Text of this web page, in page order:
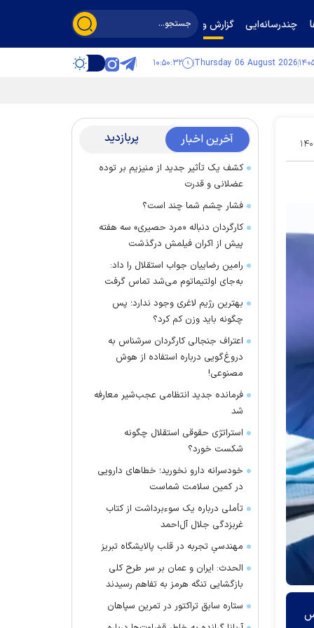
چندرسانه‌ایی گزارش و گفت‌وگو
Thursday 06 August 2026 ۱۰:۵۰:۳۳
۲۲ آخرین اخبار پربازدید
کشف یک تأثیر جدید از منیزیم بر توده
عضلانی و قدرت
فشار چشم شما چند است؟
کارگردان دنباله «مرد حصیری» سه هفته
پیش از اکران فیلمش درگذشت
رامین رضاییان جواب استقلال را داد:
به‌جای اولتیماتوم می‌شد تماس گرفت
بهترین رژیم لاغری وجود ندارد؛ پس
چگونه باید وزن کم کرد؟
اعتراف جنجالی کارگردان سرشناس به
دروغ‌گویی درباره استفاده از هوش
مصنوعی!
فرمانده جدید انتظامی عجب‌شیر معارفه
شد
استراتژی حقوقی استقلال چگونه
شکست خورد؟
خودسرانه دارو نخورید؛ خطا‌های دارویی
در کمین سلامت شماست
تأملی درباره یک سوءبرداشت از کتاب
غربزدگی جلال آل‌احمد
مهندسیِ تجربه در قلب پالایشگاه تبریز
الحدث: ایران و عمان بر سر طرح کلی
بازگشایی تنگه هرمز به تفاهم رسیدند
ستاره سابق تراکتور در تمرین سپاهان